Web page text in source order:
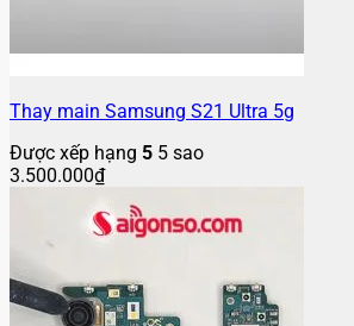
Thay main Samsung S21 Ultra 5g
Được xếp hạng 5 5 sao
3.500.000₫